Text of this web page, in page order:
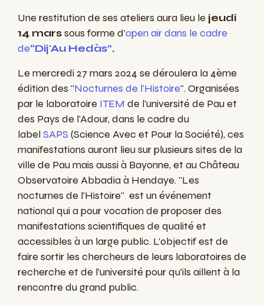
Une restitution de ses ateliers aura lieu le jeudi
14 marssous forme d’open air dans le cadre
de“Dij'Au Hedàs”.
Le mercredi 27 mars 2024 se déroulera la 4ème
édition des "Nocturnes de l'Histoire". Organisées
par le laboratoire ITEM de l'université de Pau et
des Pays de l'Adour, dans le cadre du
labelSAPS (Science Avec et Pour la Société), ces
manifestations auront lieu sur plusieurs sites de la
ville de Pau mais aussi à Bayonne, et au Château
Observatoire Abbadia à Hendaye."Les
nocturnes de l’Histoire" est un événement
national qui a pour vocation de proposer des
manifestations scientifiques de qualité et
accessibles à un large public. L’objectif est de
faire sortir les chercheurs de leurs laboratoires de
recherche et de l’université pour qu’ils aillent à la
rencontre du grand public.